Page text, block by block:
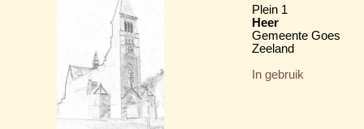
Plein 1
Heer
Gemeente Goes
Zeeland
In gebruik